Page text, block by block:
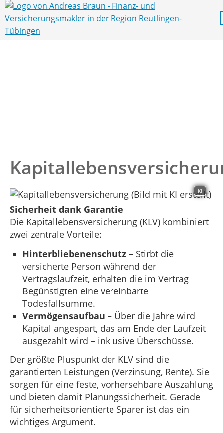
KI
Sicherheit dank Garantie
Die Kapitallebensversicherung (KLV) kombiniert
zwei zentrale Vorteile:
Hinterbliebenenschutz – Stirbt die
versicherte Person während der
Vertragslaufzeit, erhalten die im Vertrag
Begünstigten eine vereinbarte
Todesfallsumme.
Vermögensaufbau – Über die Jahre wird
Kapital angespart, das am Ende der Laufzeit
ausgezahlt wird – inklusive Überschüsse.
Der größte Pluspunkt der KLV sind die
garantierten Leistungen (Verzinsung, Rente). Sie
sorgen für eine feste, vorhersehbare Auszahlung
und bieten damit Planungssicherheit. Gerade
für sicherheitsorientierte Sparer ist das ein
wichtiges Argument.